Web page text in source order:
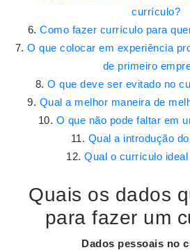
currículo?
Como fazer currículo para
O que colocar em experiência
de primeiro
O que deve ser evitado no
Qual a melhor maneira de
O que não pode faltar em
Qual a introdução
Qual o currículo
Quais os dados
para fazer um
Dados pessoais no